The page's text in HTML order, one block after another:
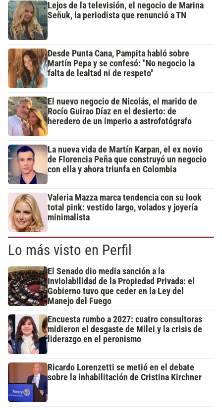
Lejos de la televisión, el negocio de Marina
Señuk, la periodista que renunció a TN
Desde Punta Cana, Pampita habló sobre
Martín Pepa y se confesó: "No negocio la
falta de lealtad ni de respeto"
El nuevo negocio de Nicolás, el marido de
Rocío Guirao Díaz en el desierto: de
heredero de un imperio a astrofotógrafo
La nueva vida de Martín Karpan, el ex novio
de Florencia Peña que construyó un negocio
con ella y ahora triunfa en Colombia
Valeria Mazza marca tendencia con su look
total pink: vestido largo, volados y joyería
minimalista
Lo más visto en Perfil
El Senado dio media sanción a la
Inviolabilidad de la Propiedad Privada: el
Gobierno tuvo que ceder en la Ley del
Manejo del Fuego
Encuesta rumbo a 2027: cuatro consultoras
midieron el desgaste de Milei y la crisis de
liderazgo en el peronismo
Ricardo Lorenzetti se metió en el debate
sobre la inhabilitación de Cristina Kirchner